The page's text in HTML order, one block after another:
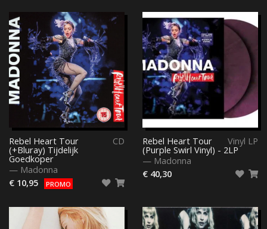
CD
Rebel Heart Tour
(+Bluray) Tijdelijk
Goedkoper
— Madonna
€ 10,95
PROMO
Vinyl LP
Rebel Heart Tour
(Purple Swirl Vinyl) - 2LP
— Madonna
€ 40,30